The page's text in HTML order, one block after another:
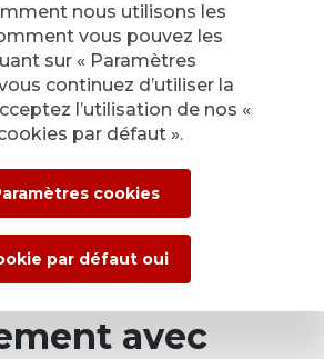
avec
nous utilisons les
vous pouvez les
sur « Paramètres
continuez d’utiliser la
l’utilisation de nos «
par défaut ».
cookies
par défaut oui